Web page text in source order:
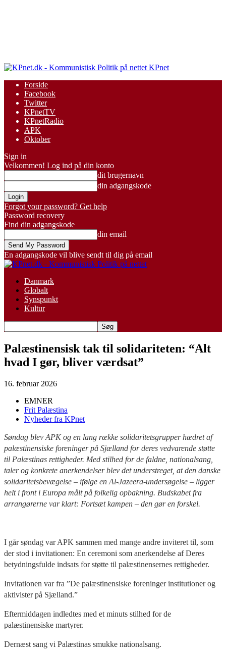
KPnet
Forside
Facebook
Twitter
KPnetTV
KPnetRadio
APK
Oktober
Sign in
Velkommen! Log ind på din konto
dit brugernavn
din adgangskode
Forgot your password? Get help
Password recovery
Find din adgangskode
din email
En adgangskode vil blive sendt til dig på email
Danmark
Globalt
Synspunkt
Kultur
Palæstinensisk tak til solidariteten: “Alt
hvad I gør, bliver værdsat”
16. februar 2026
EMNER
Frit Palæstina
Nyheder fra KPnet
Søndag blev APK og en lang række solidaritetsgrupper hædret af
palæstinensiske foreninger på Sjælland for deres vedvarende støtte
til Palæstinas rettigheder. Med stilhed for de faldne, nationalsang,
taler og konkrete anerkendelser blev det understreget, at den danske
solidaritetsbevægelse – ifølge en Al-Jazeera-undersøgelse – ligger
helt i front i Europa målt på folkelig opbakning. Budskabet fra
arrangørerne var klart: Fortsæt kampen – den gør en forskel.
I går søndag var APK sammen med mange andre inviteret til, som
der stod i invitationen: En ceremoni som anerkendelse af Deres
betydningsfulde indsats for støtte til palæstinensernes rettigheder.
Invitationen var fra ”De palæstinensiske foreninger institutioner og
aktivister på Sjælland.”
Eftermiddagen indledtes med et minuts stilhed for de
palæstinensiske martyrer.
Dernæst sang vi Palæstinas smukke nationalsang.